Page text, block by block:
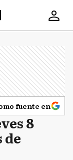
fuente en
8